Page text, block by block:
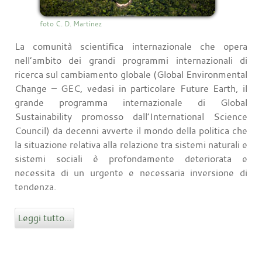
foto C. D. Martinez
La comunità scientifica internazionale che opera
nell’ambito dei grandi programmi internazionali di
ricerca sul cambiamento globale (Global Environmental
Change – GEC, vedasi in particolare Future Earth, il
grande programma internazionale di Global
Sustainability promosso dall’International Science
Council) da decenni avverte il mondo della politica che
la situazione relativa alla relazione tra sistemi naturali e
sistemi sociali è profondamente deteriorata e
necessita di un urgente e necessaria inversione di
tendenza.
Leggi tutto...